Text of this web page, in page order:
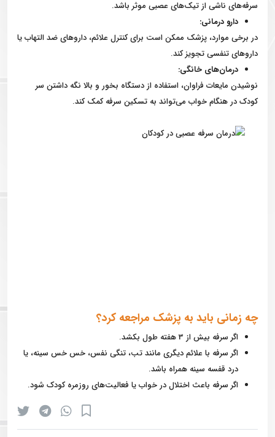
سرفه‌های ناشی از تیک‌های عصبی موثر باشد.
دارو درمانی:
در برخی موارد، پزشک ممکن است برای کنترل علائم، داروهای ضد التهاب یا
داروهای تنفسی تجویز کند.
درمان‌های خانگی:
نوشیدن مایعات فراوان، استفاده از دستگاه بخور و بالا نگه داشتن سر
کودک در هنگام خواب می‌تواند به تسکین سرفه کمک کند.
چه زمانی باید به پزشک مراجعه کرد؟
اگر سرفه بیش از 3 هفته طول بکشد.
اگر سرفه با علائم دیگری مانند تب، تنگی نفس، خس خس سینه، یا
درد قفسه سینه همراه باشد.
اگر سرفه باعث اختلال در خواب یا فعالیت‌های روزمره کودک شود.